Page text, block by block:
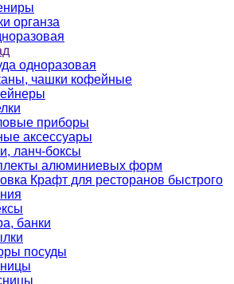
органза
одноразовая
чашки кофейные
приборы
аксессуары
ланч-боксы
алюминиевых форм
Крафт для ресторанов быстрого
банки
посуды